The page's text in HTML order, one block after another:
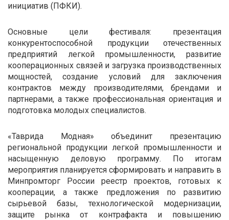
инициатив (ПФКИ).
Основные цели фестиваля: презентация
конкурентоспособной продукции отечественных
предприятий легкой промышленности, развитие
кооперационных связей и загрузка производственных
мощностей, создание условий для заключения
контрактов между производителями, брендами и
партнерами, а также профессиональная ориентация и
подготовка молодых специалистов.
«Таврида Модная» объединит презентацию
региональной продукции легкой промышленности и
насыщенную деловую программу. По итогам
мероприятия планируется сформировать и направить в
Минпромторг России реестр проектов, готовых к
кооперации, а также предложения по развитию
сырьевой базы, технологической модернизации,
защите рынка от контрафакта и повышению